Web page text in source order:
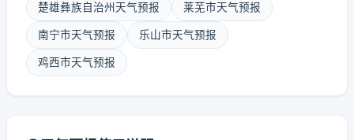
楚雄彝族自治州天气预报 莱芜市天气预报
南宁市天气预报 乐山市天气预报
鸡西市天气预报